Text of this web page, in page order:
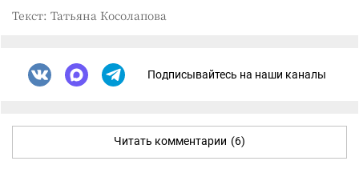
Текст: Татьяна Косолапова
Подписывайтесь на наши каналы
Читать комментарии (6)